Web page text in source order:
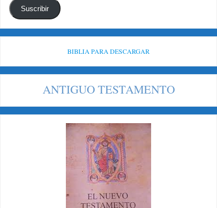
Suscribir
BIBLIA PARA DESCARGAR
ANTIGUO TESTAMENTO